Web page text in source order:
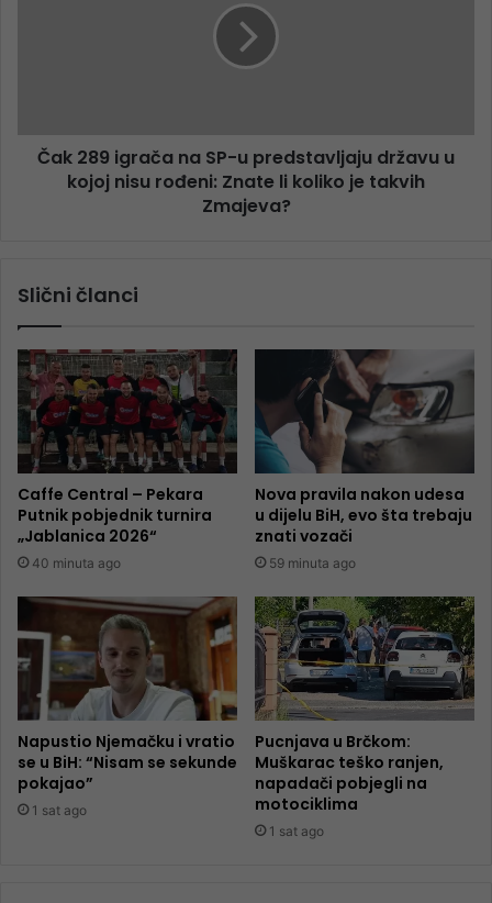
Čak 289 igrača na SP-u predstavljaju državu u
kojoj nisu rođeni: Znate li koliko je takvih
Zmajeva?
Slični članci
Caffe Central – Pekara
Putnik pobjednik turnira
„Jablanica 2026“
40 minuta ago
Nova pravila nakon udesa
u dijelu BiH, evo šta trebaju
znati vozači
59 minuta ago
Napustio Njemačku i vratio
se u BiH: “Nisam se sekunde
pokajao”
1 sat ago
Pucnjava u Brčkom:
Muškarac teško ranjen,
napadači pobjegli na
motociklima
1 sat ago